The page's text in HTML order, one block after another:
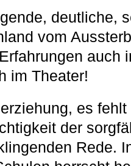
deutliche,
vom
auch
im Theater!
es
der
Rede.